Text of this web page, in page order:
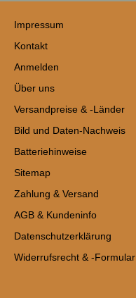
Impressum
Kontakt
Anmelden
Über uns
Versandpreise & -Länder
Bild und Daten-Nachweis
Batteriehinweise
Sitemap
Zahlung & Versand
AGB & Kundeninfo
Datenschutzerklärung
Widerrufsrecht & -Formular